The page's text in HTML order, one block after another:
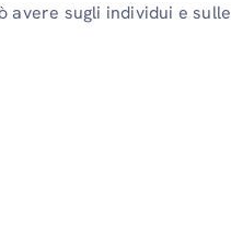
avere sugli individui e sulle